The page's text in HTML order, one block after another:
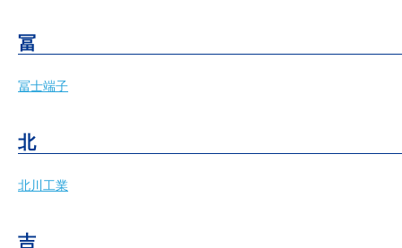
冨
冨士端子
北
北川工業
吉